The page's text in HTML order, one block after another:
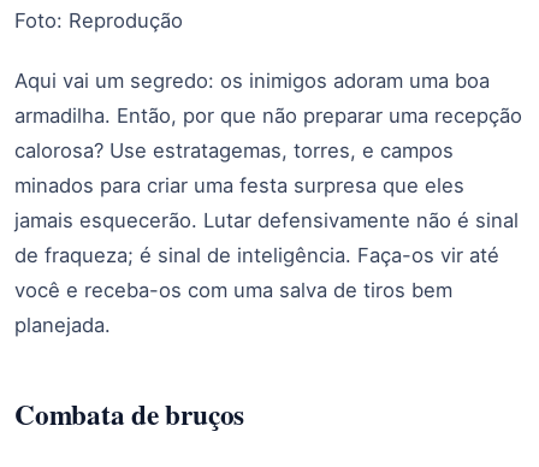
Foto: Reprodução
Aqui vai um segredo: os inimigos adoram uma boa
armadilha. Então, por que não preparar uma recepção
calorosa? Use estratagemas, torres, e campos
minados para criar uma festa surpresa que eles
jamais esquecerão. Lutar defensivamente não é sinal
de fraqueza; é sinal de inteligência. Faça-os vir até
você e receba-os com uma salva de tiros bem
planejada.
Combata de bruços